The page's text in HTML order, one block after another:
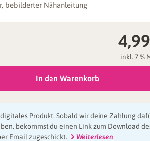
bebilderter Nähanleitung
4,99
inkl. 7 %
In den Warenkorb
Produkt. Sobald wir deine Zahlung
bekommst du einen Link zum Download
Email zugeschickt.
Weiterlesen